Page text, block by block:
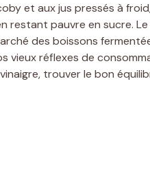
et aux jus pressés à
pauvre en sucre.
des boissons
vieux réflexes de
trouver le bon